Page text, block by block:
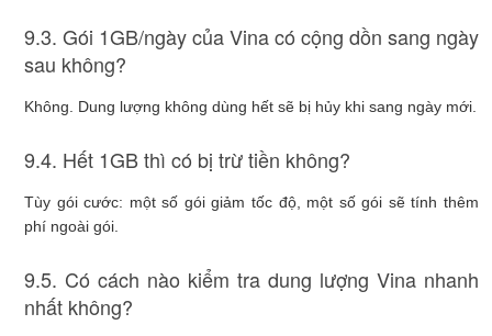
9.3. Gói 1GB/ngày của Vina có cộng dồn sang ngày
sau không?
Không. Dung lượng không dùng hết sẽ bị hủy khi sang ngày mới.
9.4. Hết 1GB thì có bị trừ tiền không?
Tùy gói cước: một số gói giảm tốc độ, một số gói sẽ tính thêm
phí ngoài gói.
9.5. Có cách nào kiểm tra dung lượng Vina nhanh
nhất không?